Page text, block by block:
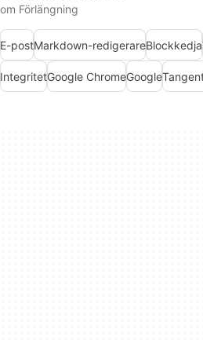
om Förlängning
E-postMarkdown-redigerareBlockkedja
IntegritetGoogle ChromeGoogle